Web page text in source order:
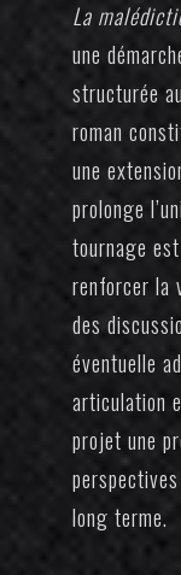
La
une
structurée
roman
une
prolonge
tournage
renforcer la
des
éventuelle
articulation
projet une
long terme.